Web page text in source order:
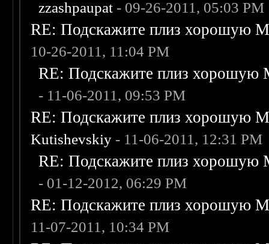
zzashpaupat - 09-26-2011, 05:03 PM
RE: Подскажите плиз хорошую
10-26-2011, 11:04 PM
RE: Подскажите плиз хорошую
- 11-06-2011, 09:53 PM
RE: Подскажите плиз хорошую
Kutishevskiy - 11-06-2011, 12:31 PM
RE: Подскажите плиз хорошую
- 01-12-2012, 06:29 PM
RE: Подскажите плиз хорошую
11-07-2011, 10:34 PM